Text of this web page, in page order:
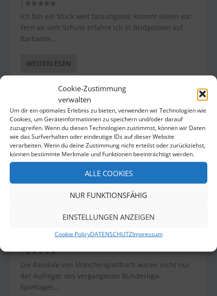
Cookie-Zustimmung
verwalten
Um dir ein optimales Erlebnis zu bieten, verwenden wir Technologien wie
Cookies, um Geräteinformationen zu speichern und/oder darauf
zuzugreifen. Wenn du diesen Technologien zustimmst, können wir Daten
wie das Surfverhalten oder eindeutige IDs auf dieser Website
verarbeiten. Wenn du deine Zustimmung nicht erteilst oder zurückziehst,
können bestimmte Merkmale und Funktionen beeinträchtigt werden.
ALLE COOKIES
NUR FUNKTIONSFÄHIG
EINSTELLUNGEN ANZEIGEN
Cookie PolicyDATENSCHUTZImpressum
|
Ich bin ein Stück weit fassungslos! Kommt selten vor.
Fern ab vom Schuss erfahre ich in Bridgetown auf
Barbados…
WEITERLESEN
ZOMBIE-CHAOTEN GEFÄHRDEN FC-
|
Die Randale von Mönchengladbach waren nicht nur
der Aufreger des vergangenen Bundesliga-
Spieltages…